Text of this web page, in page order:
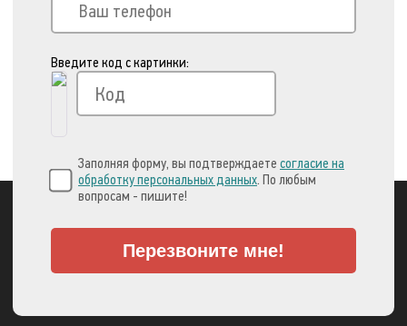
Введите код с картинки:
Заполняя форму, вы подтверждаете согласие на
обработку персональных данных. По любым
вопросам - пишите!
Перезвоните мне!